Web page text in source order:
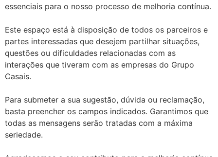
essenciais para o nosso processo de melhoria contínua.
Este espaço está à disposição de todos os parceiros e
partes interessadas que desejem partilhar situações,
questões ou dificuldades relacionadas com as
interações que tiveram com as empresas do Grupo
Casais.
Para submeter a sua sugestão, dúvida ou reclamação,
basta preencher os campos indicados. Garantimos que
todas as mensagens serão tratadas com a máxima
seriedade.